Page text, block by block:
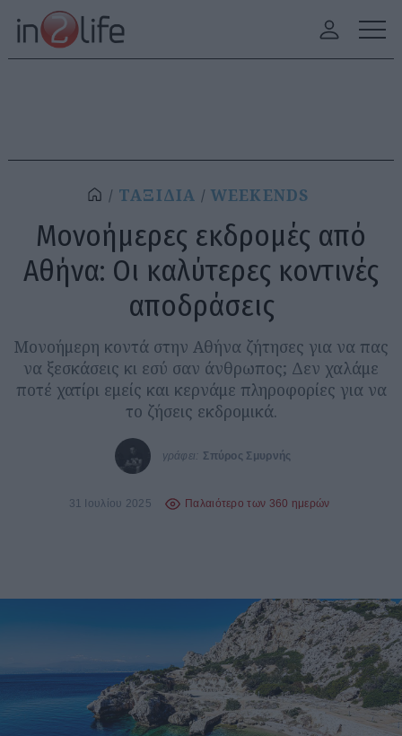
ΤΑΞΙΔΙΑ WEEKENDS
Μονοήμερες εκδρομές από
Αθήνα: Οι καλύτερες κοντινές
αποδράσεις
Μονοήμερη κοντά στην Αθήνα ζήτησες για να πας
να ξεσκάσεις κι εσύ σαν άνθρωπος; Δεν χαλάμε
ποτέ χατίρι εμείς και κερνάμε πληροφορίες για να
το ζήσεις εκδρομικά.
γράφει: Σπύρος Σμυρνής
31 Ιουλίου 2025 Παλαιότερο των 360 ημερών